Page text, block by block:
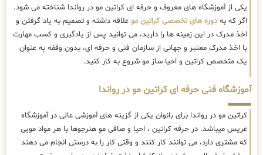
یکی از آموزشگاه های معروف و حرفه ای کراتین مو در رواندا شناخته می شود.
اگر که بهدوره های تخصصی کراتین مو علاقه داشته و تصمیم به یاد گرفتن و
اخذ مدرک در این زمینه ها را دارید، می توانید پس از یادگیری و کسب مهارت
با اخذ مدرک معتبر و جهانی از سازمان فنی و حرفه ای، بدون وقفه به عنوان
یک متخصص کراتین و احیا ساز مو شروع به کار کنید.
آموزشگاه فنی حرفه ای کراتین مو در رواندا
کراتین مو در رواندا برای بانوان یکی از گزینه های آموزشی عالی در آموزشگاه
عریس میباشد. در حرفه کراتین ، احیا و صافی مو هنرجوها با هر مواد مویی
که مشتری دارد، می توانند کار کنند و وقتی کار را به درستی انجام می دهند